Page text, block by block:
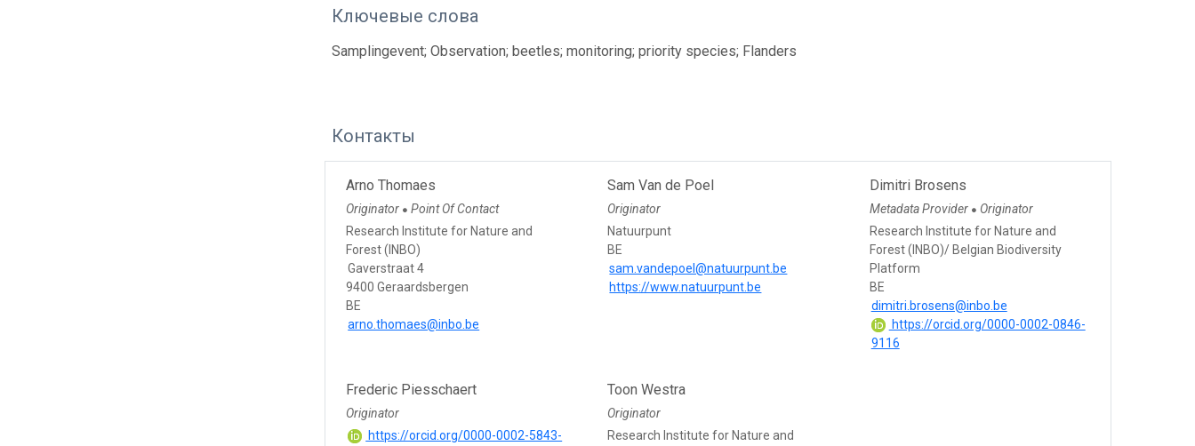
Ключевые слова
Samplingevent; Observation; beetles; monitoring; priority species; Flanders
Контакты
Arno Thomaes
Originator ● Point Of Contact
Research Institute for Nature and
Forest (INBO)
Gaverstraat 4
9400 Geraardsbergen
BE
arno.thomaes@inbo.be
Sam Van de Poel
Originator
Natuurpunt
BE
sam.vandepoel@natuurpunt.be
https://www.natuurpunt.be
Dimitri Brosens
Metadata Provider ● Originator
Research Institute for Nature and
Forest (INBO)/ Belgian Biodiversity
Platform
BE
dimitri.brosens@inbo.be
https://orcid.org/0000-0002-0846-
9116
Frederic Piesschaert
Originator
https://orcid.org/0000-0002-5843-
Toon Westra
Originator
Research Institute for Nature and